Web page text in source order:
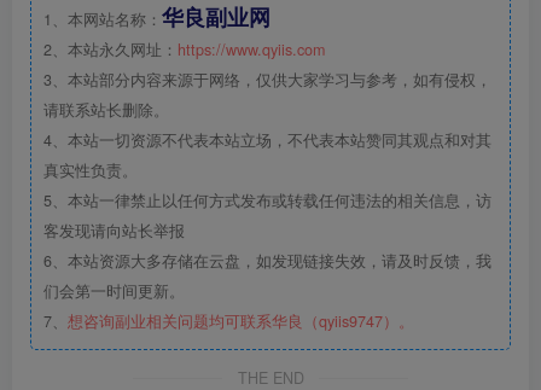
1、本网站名称： 华良副业网
2、本站永久网址： https://www.qyiis.com
3、本站部分内容来源于网络，仅供大家学习与参考，如有侵权，
请联系站长删除。
4、本站一切资源不代表本站立场，不代表本站赞同其观点和对其
真实性负责。
5、本站一律禁止以任何方式发布或转载任何违法的相关信息，访
客发现请向站长举报
6、本站资源大多存储在云盘，如发现链接失效，请及时反馈，我
们会第一时间更新。
7、 想咨询副业相关问题均可联系华良（qyiis9747）。
THE END